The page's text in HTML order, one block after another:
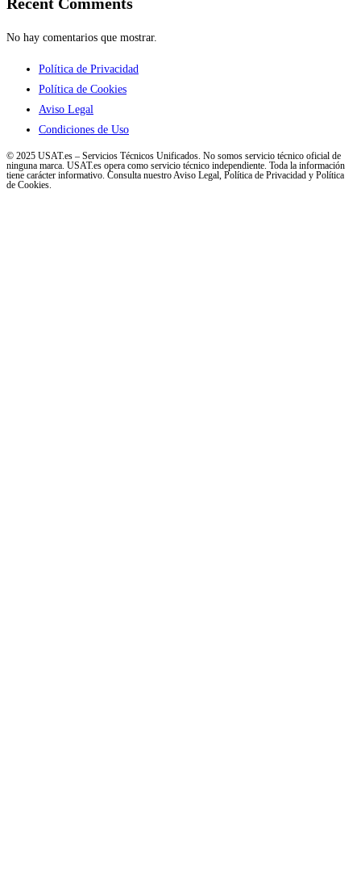
No hay comentarios que mostrar.
Política de Privacidad
Política de Cookies
Aviso Legal
Condiciones de Uso
© 2025 USAT.es – Servicios Técnicos Unificados. No somos servicio técnico oficial de
ninguna marca. USAT.es opera como servicio técnico independiente. Toda la información
tiene carácter informativo. Consulta nuestro Aviso Legal, Política de Privacidad y Política
de Cookies.